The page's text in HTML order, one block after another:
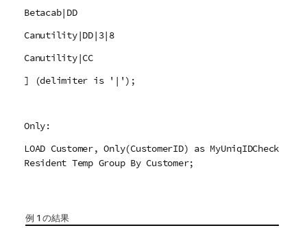
Betacab|DD
Canutility|DD|3|8
Canutility|CC
] (delimiter is '|');
Only:
LOAD Customer, Only(CustomerID) as MyUniqIDCheck
Resident Temp Group By Customer;
例 1 の結果